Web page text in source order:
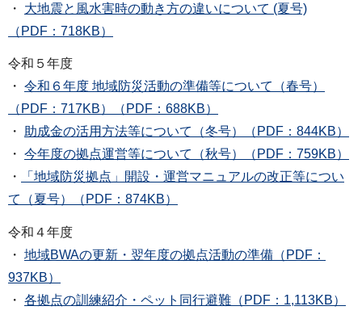
・ 大地震と風水害時の動き方の違いについて (夏号)
（PDF：718KB）
令和５年度
・ 令和６年度 地域防災活動の準備等について（春号）
（PDF：717KB）（PDF：688KB）
・
助成金の活用方法等について（冬号）（PDF：844KB）
・ 今年度の拠点運営等について（秋号）（PDF：759KB）
・
「地域防災拠点」開設・運営マニュアルの改正等につい
て（夏号）（PDF：874KB）
令和４年度
・ 地域BWAの更新・翌年度の拠点活動の準備（PDF：
937KB）
・ 各拠点の訓練紹介・ペット同行避難（PDF：1,113KB）